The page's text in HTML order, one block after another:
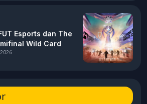
Esports dan The
Wild Card